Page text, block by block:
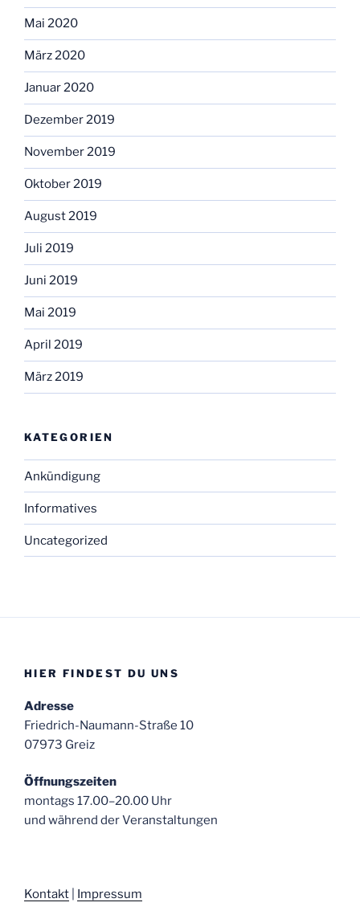
Mai 2020
März 2020
Januar 2020
Dezember 2019
November 2019
Oktober 2019
August 2019
Juli 2019
Juni 2019
Mai 2019
April 2019
März 2019
KATEGORIEN
Ankündigung
Informatives
Uncategorized
HIER FINDEST DU UNS
Adresse
Friedrich-Naumann-Straße 10
07973 Greiz
Öffnungszeiten
montags 17.00–20.00 Uhr
und während der Veranstaltungen
Kontakt Impressum